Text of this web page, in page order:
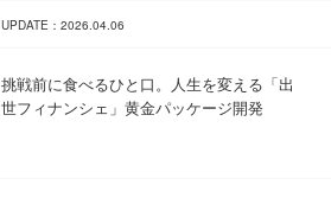
UPDATE：2026.04.06
挑戦前に食べるひと口。人生を変える「出
世フィナンシェ」黄金パッケージ開発